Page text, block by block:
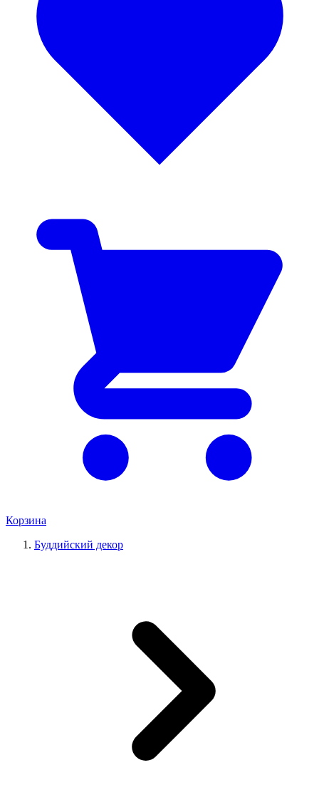
Корзина
Буддийский декор